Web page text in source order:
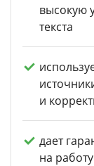
высокую
текста
и
дает
на работу